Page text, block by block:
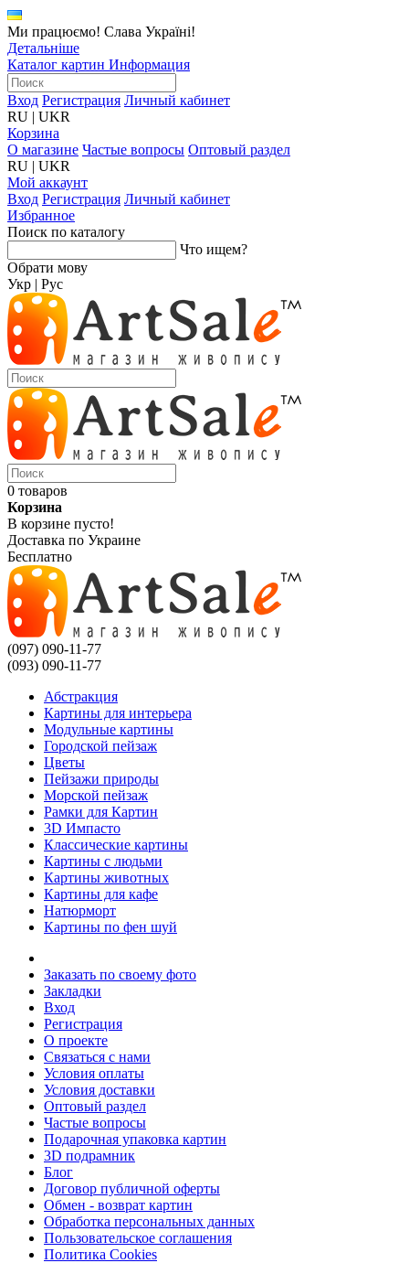
Ми працюємо! Слава Україні!
Детальніше
Каталог картин Информация
Вход Регистрация Личный кабинет
RU | UKR
Корзина
О магазине Частые вопросы Оптовый раздел
RU | UKR
Мой аккаунт
Вход Регистрация Личный кабинет
Избранное
Поиск по каталогу
Что ищем?
Обрати мову
Укр | Рус
0 товаров
Корзина
В корзине пусто!
Доставка по Украине
Бесплатно
(097) 090-11-77
(093) 090-11-77
Абстракция
Картины для интерьера
Модульные картины
Городской пейзаж
Цветы
Пейзажи природы
Морской пейзаж
Рамки для Картин
3D Импасто
Классические картины
Картины с людьми
Картины животных
Картины для кафе
Натюрморт
Картины по фен шуй
Заказать по своему фото
Закладки
Вход
Регистрация
О проекте
Связаться с нами
Условия оплаты
Условия доставки
Оптовый раздел
Частые вопросы
Подарочная упаковка картин
3D подрамник
Блог
Договор публичной оферты
Обмен - возврат картин
Обработка персональных данных
Пользовательское соглашения
Политика Cookies